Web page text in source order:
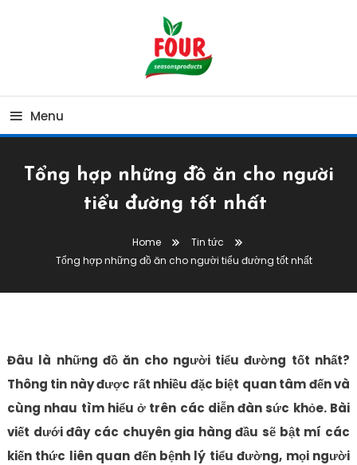
My Blog
Menu
Tổng hợp những đồ ăn cho người
tiểu đường tốt nhất
Home
Tin tức
Tổng hợp những đồ ăn cho người tiểu đường tốt nhất
Đâu là những đồ ăn cho người tiểu đường tốt nhất?
Thông tin này được rất nhiều đặc biệt quan tâm đến và
cùng nhau tìm hiểu ở trên các diễn đàn sức khỏe. Bài
viết dưới đây các chuyên gia hàng đầu sẽ bật mí các
kiến thức liên quan đến bệnh lý tiểu đường, mọi người